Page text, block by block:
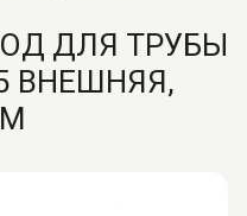
ДЛЯ ТРУБЫ
ВНЕШНЯЯ,